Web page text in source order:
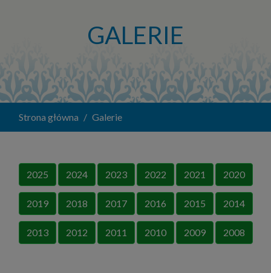
GALERIE
Strona główna Galerie
2025 2024 2023 2022 2021 2020
2019 2018 2017 2016 2015 2014
2013 2012 2011 2010 2009 2008